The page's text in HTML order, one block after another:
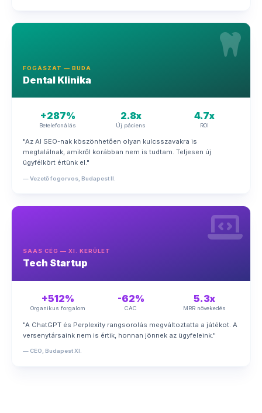
FOGÁSZAT — BUDA
Dental Klinika
+287%
Betelefonálás
2.8x
Új páciens
4.7x
ROI
"Az AI SEO-nak köszönhetően olyan kulcsszavakra is
megtalálnak, amikről korábban nem is tudtam. Teljesen új
ügyfélkört értünk el."
— Vezető fogorvos, Budapest II.
SAAS CÉG — XI. KERÜLET
Tech Startup
+512%
Organikus forgalom
-62%
CAC
5.3x
MRR növekedés
"A ChatGPT és Perplexity rangsorolás megváltoztatta a játékot. A
versenytársaink nem is értik, honnan jönnek az ügyfeleink."
— CEO, Budapest XI.